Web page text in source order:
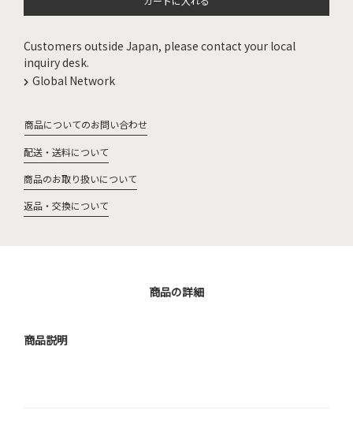
Customers outside Japan, please contact your local
inquiry desk.
Global Network
商品についてのお問い合わせ
配送・送料について
商品のお取り扱いについて
返品・交換について
商品の詳細
商品説明